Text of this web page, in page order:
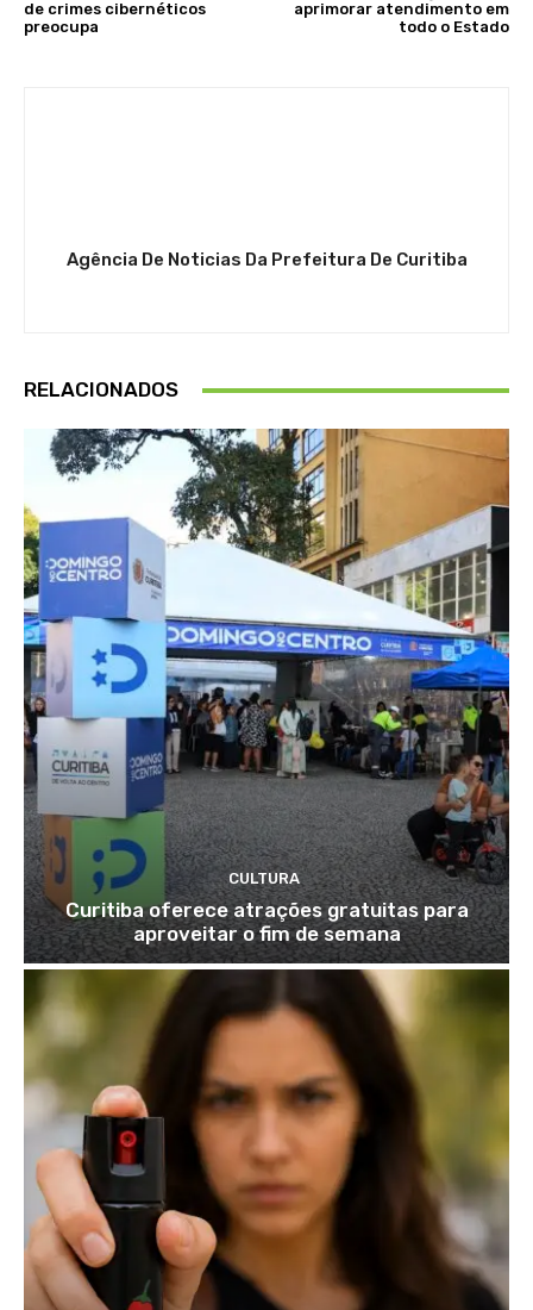
de crimes cibernéticos
preocupa
aprimorar atendimento em
todo o Estado
Agência De Noticias Da Prefeitura De Curitiba
RELACIONADOS
CULTURA
Curitiba oferece atrações gratuitas para
aproveitar o fim de semana